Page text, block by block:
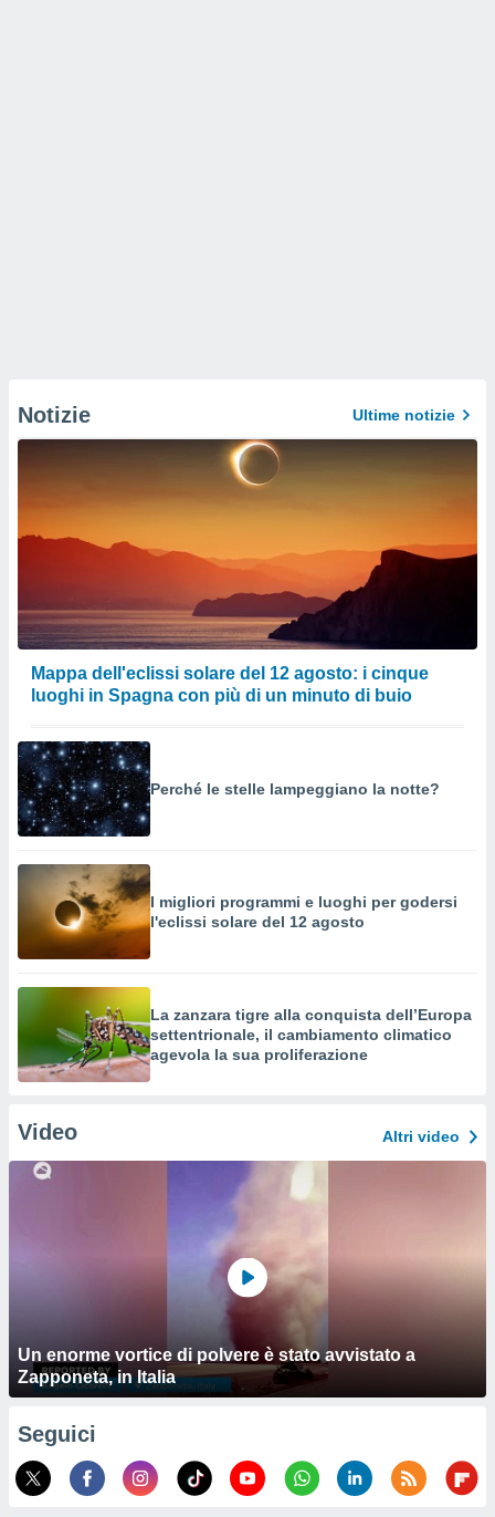
Notizie Ultime notizie
Mappa dell'eclissi solare del 12 agosto: i cinque
luoghi in Spagna con più di un minuto di buio
Perché le stelle lampeggiano la notte?
I migliori programmi e luoghi per godersi
l'eclissi solare del 12 agosto
La zanzara tigre alla conquista dell’Europa
settentrionale, il cambiamento climatico
agevola la sua proliferazione
Video Altri video
Un enorme vortice di polvere è stato avvistato a
Zapponeta, in Italia
Seguici